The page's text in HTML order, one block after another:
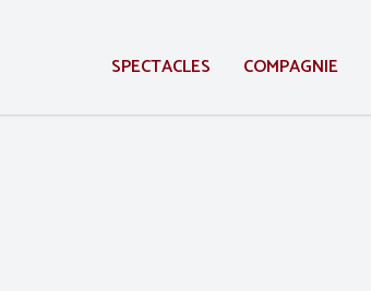
SPECTACLES COMPAGNIE